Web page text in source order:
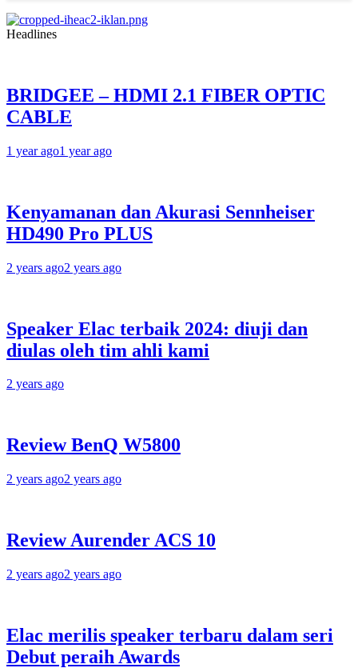
Headlines
BRIDGEE – HDMI 2.1 FIBER OPTIC
CABLE
1 year ago1 year ago
Kenyamanan dan Akurasi Sennheiser
HD490 Pro PLUS
2 years ago2 years ago
Speaker Elac terbaik 2024: diuji dan
diulas oleh tim ahli kami
2 years ago
Review BenQ W5800
2 years ago2 years ago
Review Aurender ACS 10
2 years ago2 years ago
Elac merilis speaker terbaru dalam seri
Debut peraih Awards